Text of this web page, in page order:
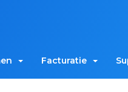
Facturatie